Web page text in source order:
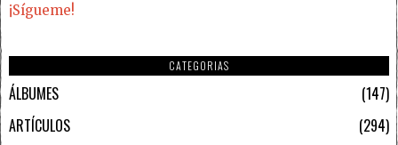
¡Sígueme!
CATEGORIAS
ÁLBUMES
147
ARTÍCULOS
294